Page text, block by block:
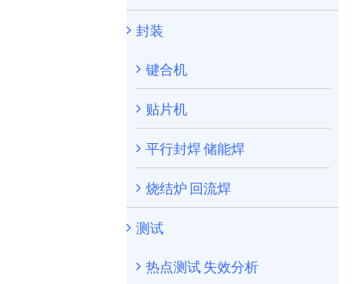
封装
键合机
贴片机
平行封焊 储能焊
烧结炉 回流焊
测试
热点测试 失效分析